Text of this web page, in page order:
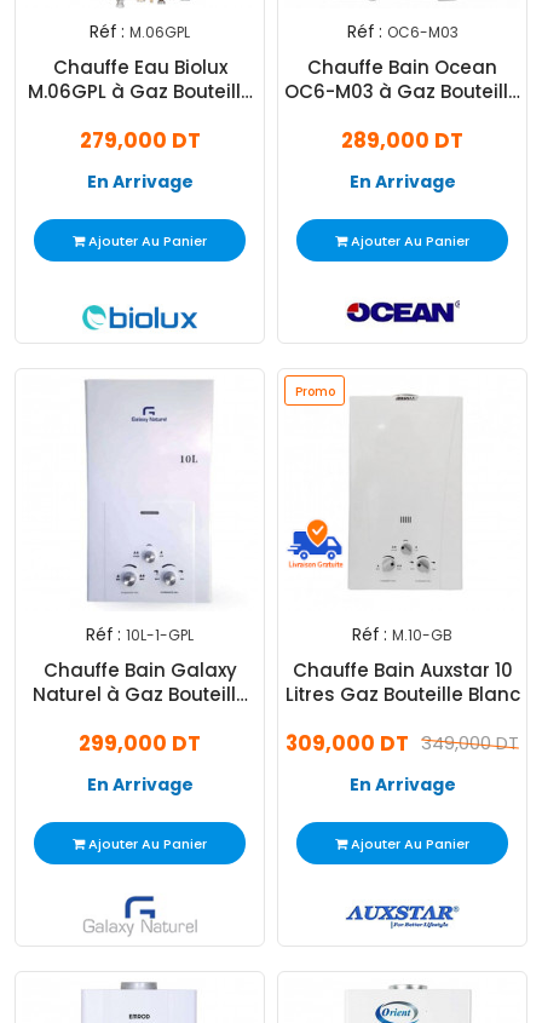
Réf : M.06GPL
Chauffe Eau Biolux
M.06GPL à Gaz Bouteille
279,000 DT
En Arrivage
Ajouter Au Panier
Réf : OC6-M03
Chauffe Bain Ocean
OC6-M03 à Gaz Bouteille
289,000 DT
En Arrivage
Ajouter Au Panier
Réf : 10L-1-GPL
Chauffe Bain Galaxy
Naturel à Gaz Bouteille
299,000 DT
En Arrivage
Ajouter Au Panier
Promo
Réf : M.10-GB
Chauffe Bain Auxstar 10
Litres Gaz Bouteille Blanc
349,000 DT
309,000 DT
En Arrivage
Ajouter Au Panier